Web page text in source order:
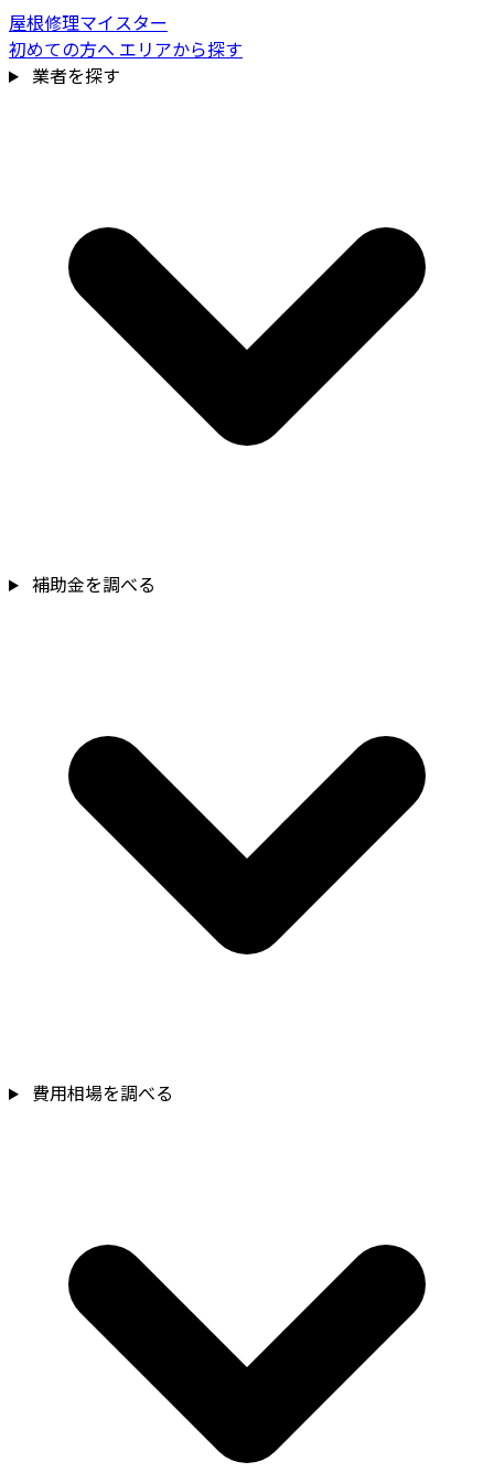
屋根修理マイスター
初めての方へ エリアから探す
業者を探す
補助金を調べる
費用相場を調べる